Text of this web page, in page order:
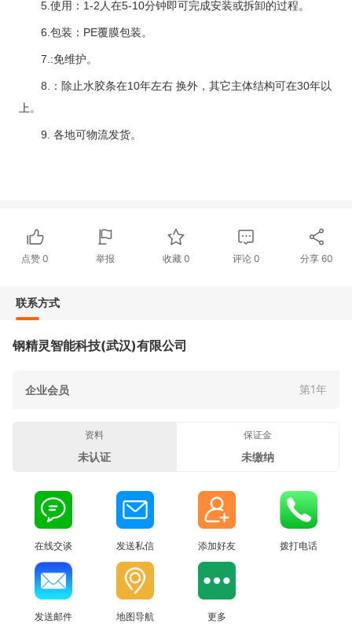
5.使用：1-2人在5-10分钟即可完成安装或拆卸的过程。
6.包装：PE覆膜包装。
7.:免维护。
8.：除止水胶条在10年左右 换外，其它主体结构可在30年以
上。
9. 各地可物流发货。
点赞0 举报 收藏 0 评论0 分享60
联系方式
钢精灵智能科技(武汉)有限公司
企业会员 第1年
资料
未认证
保证金
未缴纳
在线交谈 发送私信 添加好友 拨打电话
发送邮件 地图导航 更多